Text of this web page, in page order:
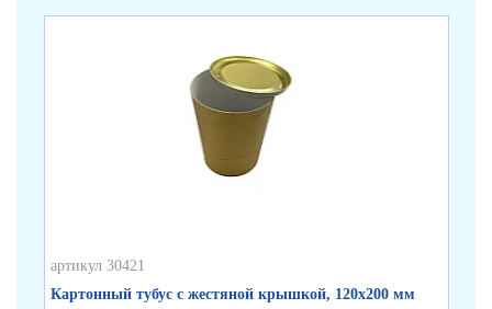
артикул 30421
Картонный тубус с жестяной крышкой, 120х200 мм